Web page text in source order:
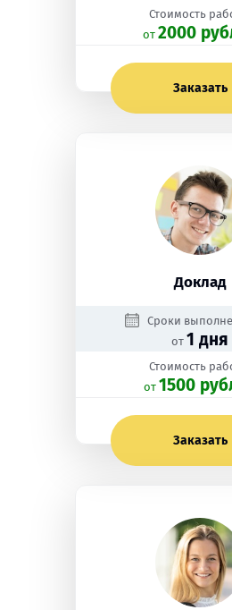
Стоимость
oт 2000
Заказать
Доклад
Сроки
от 1 дня
Стоимость
oт 1500
Заказать